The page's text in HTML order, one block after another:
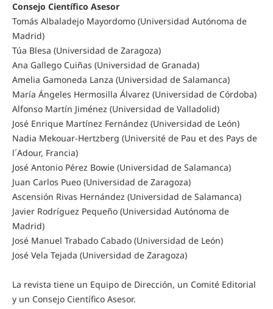
Consejo Científico Asesor
Tomás Albaladejo Mayordomo (Universidad Autónoma de
Madrid)
Túa Blesa (Universidad de Zaragoza)
Ana Gallego Cuiñas (Universidad de Granada)
Amelia Gamoneda Lanza (Universidad de Salamanca)
María Ángeles Hermosilla Álvarez (Universidad de Córdoba)
Alfonso Martín Jiménez (Universidad de Valladolid)
José Enrique Martínez Fernández (Universidad de León)
Nadia Mekouar-Hertzberg (Université de Pau et des Pays de
l´Adour, Francia)
José Antonio Pérez Bowie (Universidad de Salamanca)
Juan Carlos Pueo (Universidad de Zaragoza)
Ascensión Rivas Hernández (Universidad de Salamanca)
Javier Rodríguez Pequeño (Universidad Autónoma de
Madrid)
José Manuel Trabado Cabado (Universidad de León)
José Vela Tejada (Universidad de Zaragoza)
La revista tiene un Equipo de Dirección, un Comité Editorial
y un Consejo Científico Asesor.